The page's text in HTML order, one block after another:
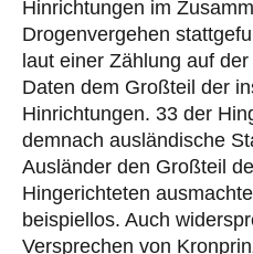
Hinrichtungen im
Drogenvergehen
laut einer Zählung auf
Daten dem Großteil der
Hinrichtungen. 33 der
demnach ausländische
Ausländer den Großteil
Hingerichteten
beispiellos. Auch
Versprechen von